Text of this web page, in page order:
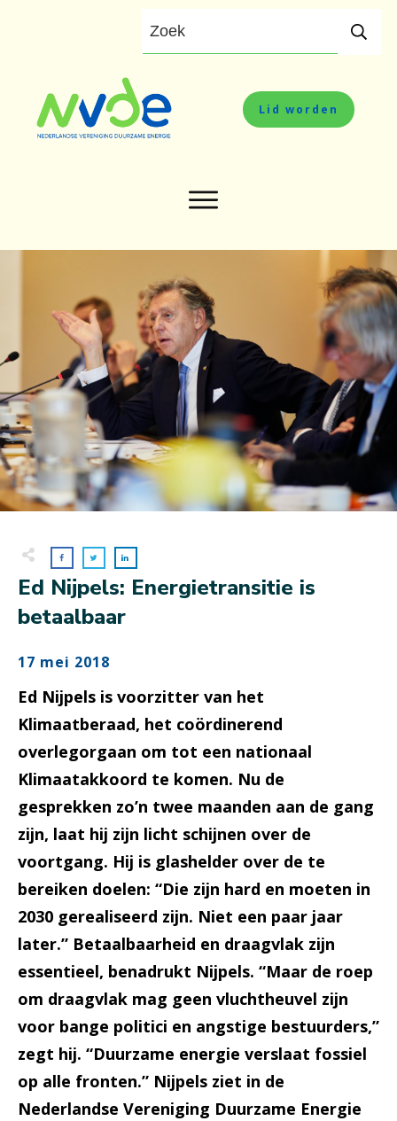
Lid worden
Ed Nijpels: Energietransitie is
betaalbaar
17 mei 2018
Ed Nijpels is voorzitter van het
Klimaatberaad, het coördinerend
overlegorgaan om tot een nationaal
Klimaatakkoord te komen. Nu de
gesprekken zo’n twee maanden aan de gang
zijn, laat hij zijn licht schijnen over de
voortgang. Hij is glashelder over de te
bereiken doelen: “Die zijn hard en moeten in
2030 gerealiseerd zijn. Niet een paar jaar
later.” Betaalbaarheid en draagvlak zijn
essentieel, benadrukt Nijpels. “Maar de roep
om draagvlak mag geen vluchtheuvel zijn
voor bange politici en angstige bestuurders,”
zegt hij. “Duurzame energie verslaat fossiel
op alle fronten.” Nijpels ziet in de
Nederlandse Vereniging Duurzame Energie